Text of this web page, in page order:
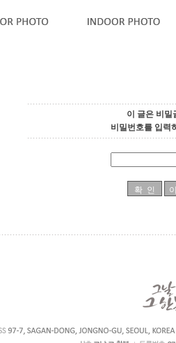
이 글은 비밀
비밀번호를 입력